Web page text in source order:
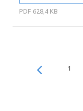
PDF 628,4 KB
1